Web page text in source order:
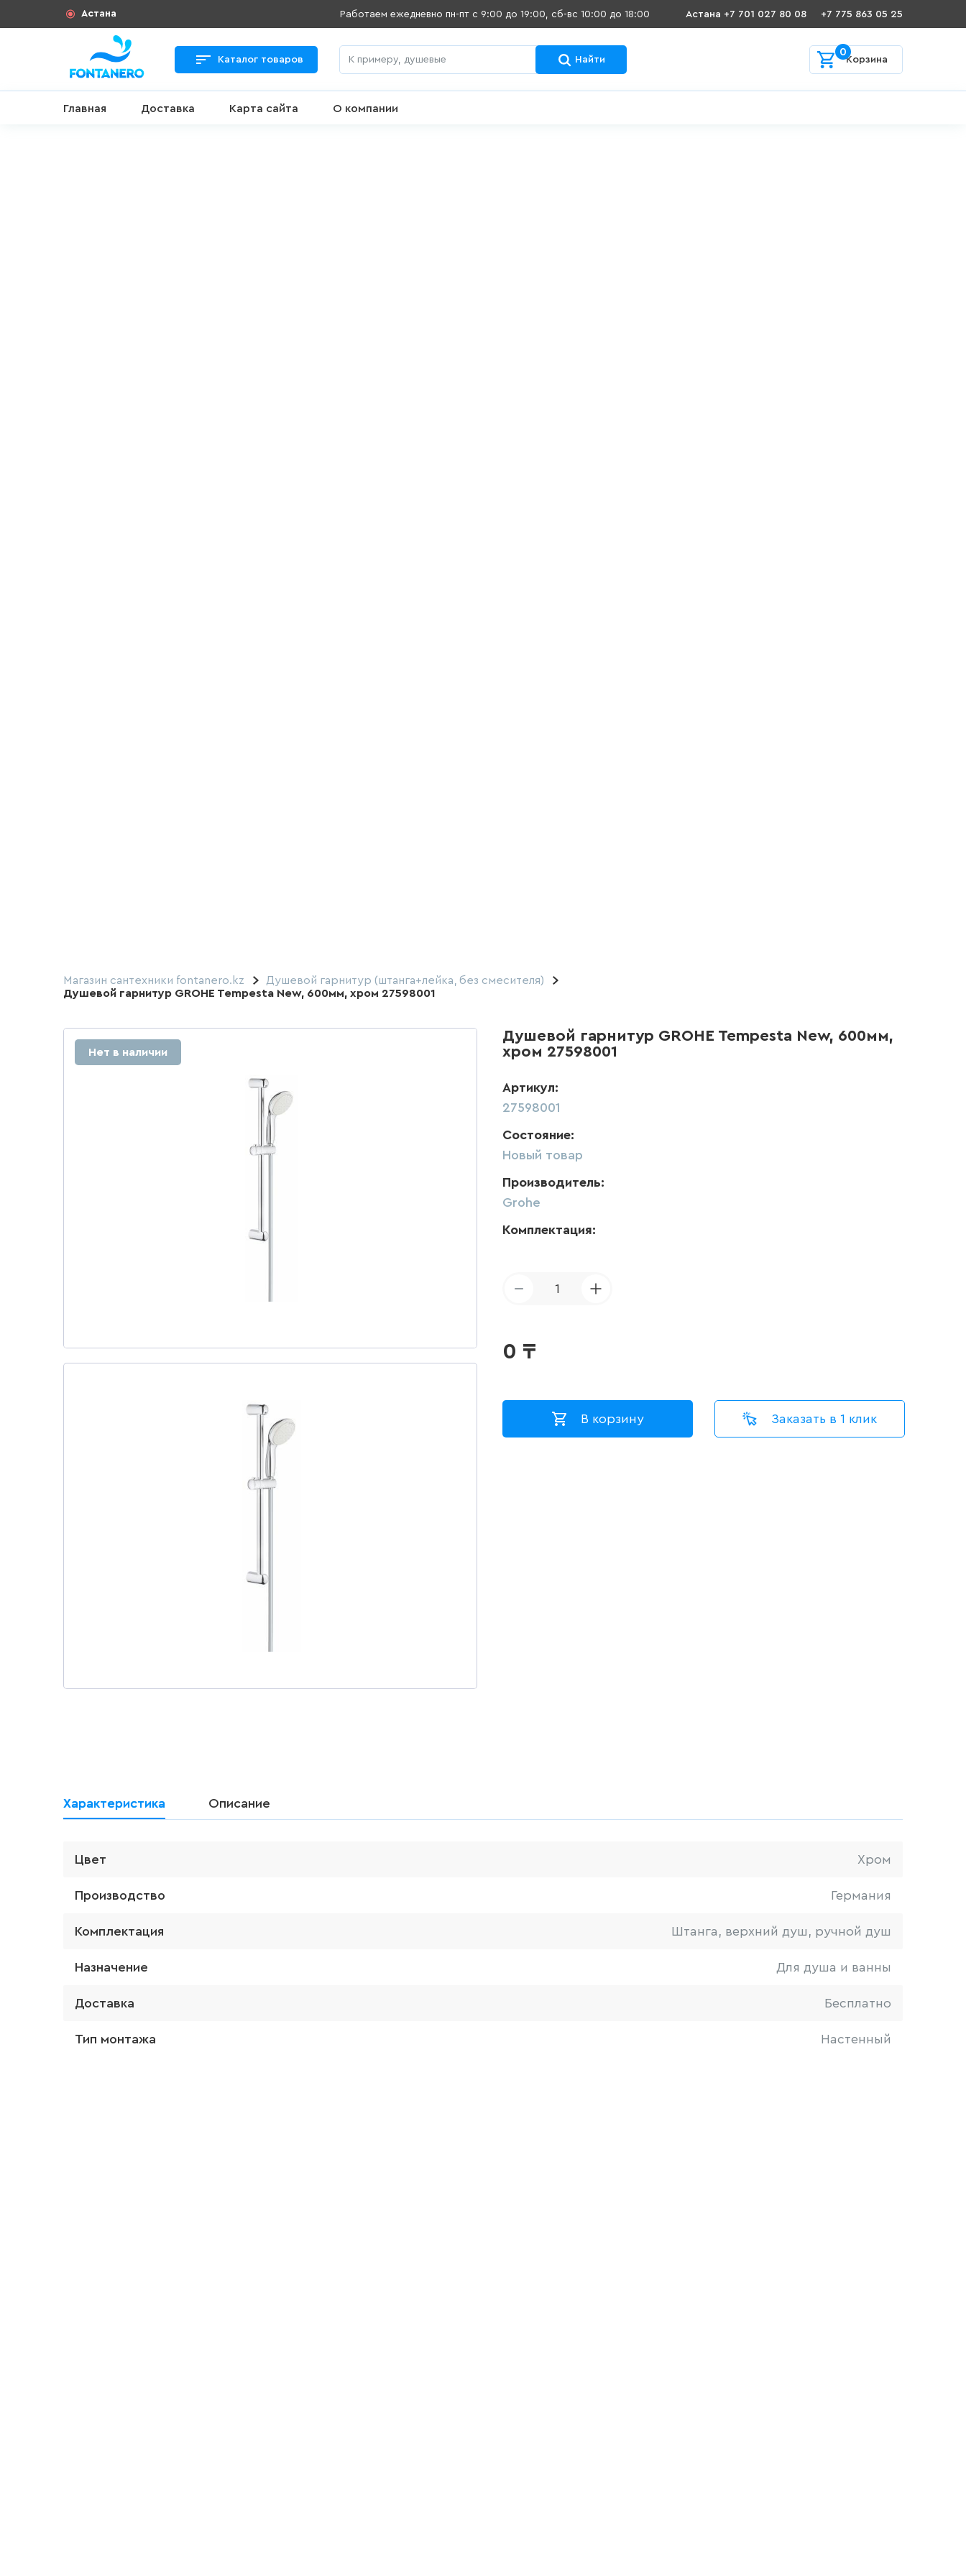
Астана Работаем ежедневно пн-пт с 9:00 до 19:00, сб-вс 10:00 до 18:00 Астана +7 701 027 80 08 +7 775 863 05 25
Каталог товаров Найти Корзина
0
Главная Доставка Карта сайта О компании
Магазин сантехники fontanero.kz
Душевой гарнитур (штанга+лейка, без смесителя)
Душевой гарнитур GROHE Tempesta New, 600мм, хром 27598001
Нет в наличии
Душевой гарнитур GROHE Tempesta New, 600мм,
хром 27598001
Артикул:
27598001
Состояние:
Новый товар
Производитель:
Grohe
Комплектация:
1
0 ₸
В корзину Заказать в 1 клик
Характеристика Описание
Цвет Хром
Производство Германия
Комплектация Штанга, верхний душ, ручной душ
Назначение Для душа и ванны
Доставка Бесплатно
Тип монтажа Настенный